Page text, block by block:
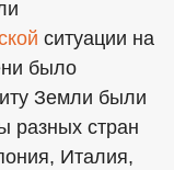
ситуации на
было
Земли были
разных стран
Италия,